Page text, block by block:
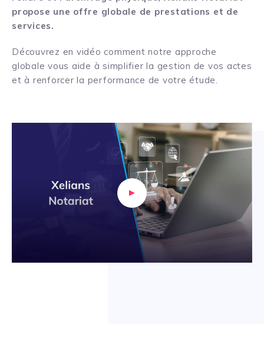
propose une offre globale de prestations et de
services.
Découvrez en vidéo comment notre approche
globale vous aide à simplifier la gestion de vos actes
et à renforcer la performance de votre étude.
Lire